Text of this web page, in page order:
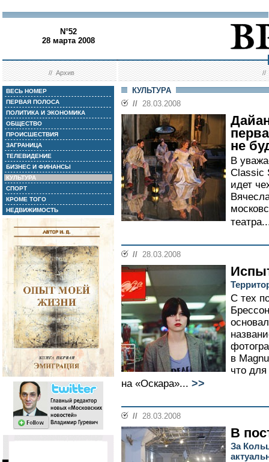
N°52
28 марта 2008
//Архив //
ВЕСЬ НОМЕР
ПЕРВАЯ ПОЛОСА
ПОЛИТИКА И ЭКОНОМИКА
ОБЩЕСТВО
ПРОИСШЕСТВИЯ
ЗАГРАНИЦА
ТЕЛЕВИДЕНИЕ
БИЗНЕС И ФИНАНСЫ
КУЛЬТУРА
СПОРТ
КРОМЕ ТОГО
НЕДВИЖИМОСТЬ
КУЛЬТУРА
// 28.03.2008
не
В
Classic
идет
// 28.03.2008
С тех
в
что
на «Оскара»... >>
// 28.03.2008
В
За